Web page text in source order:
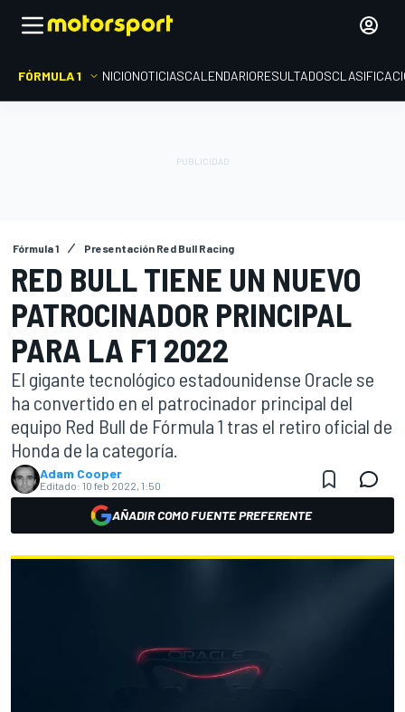
FÓRMULA 1 INICIONOTICIASCALENDARIORESULTADOS
Fórmula 1 Presentación Red Bull Racing
RED BULL TIENE UN NUEVO
PATROCINADOR PRINCIPAL
PARA LA F1 2022
El gigante tecnológico estadounidense Oracle se
ha convertido en el patrocinador principal del
equipo Red Bull de Fórmula 1 tras el retiro oficial de
Honda de la categoría.
Adam Cooper
Editado: 10 feb 2022, 1:50
AÑADIR COMO FUENTE PREFERENTE